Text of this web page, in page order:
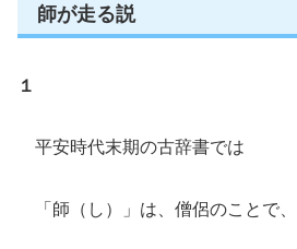
師が走る説
１
平安時代末期の古辞書では
「師（し）」は、僧侶のことで、